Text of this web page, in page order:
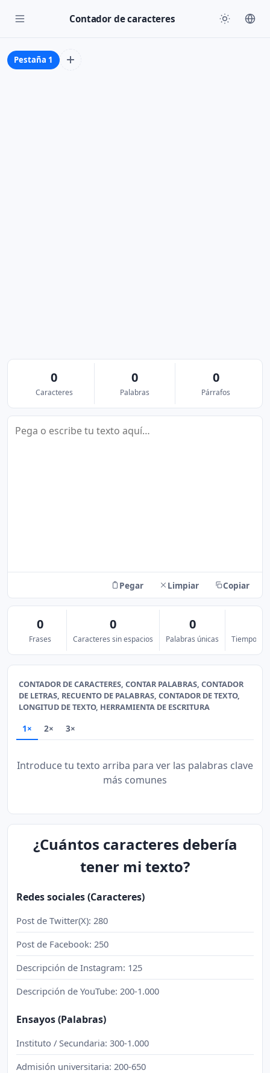
Contador de caracteres
Pestaña 1
0
Caracteres
0
Palabras
0
Párrafos
Texto
Pegar Limpiar Copiar
0
Frases
0
Caracteres sin espacios
0
Palabras únicas Tiempo de
CONTADOR DE CARACTERES, CONTAR PALABRAS, CONTADOR
DE LETRAS, RECUENTO DE PALABRAS, CONTADOR DE TEXTO,
LONGITUD DE TEXTO, HERRAMIENTA DE ESCRITURA
1× 2× 3×
Introduce tu texto arriba para ver las palabras clave
más comunes
¿Cuántos caracteres debería
tener mi texto?
Redes sociales (Caracteres)
Post de Twitter(X): 280
Post de Facebook: 250
Descripción de Instagram: 125
Descripción de YouTube: 200-1.000
Ensayos (Palabras)
Instituto / Secundaria: 300-1.000
Admisión universitaria: 200-650